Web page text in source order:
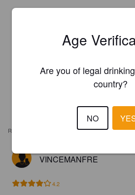
REVIEWS
VINCEMANFRE
4.2
Age
Are you of legal
country?
NO